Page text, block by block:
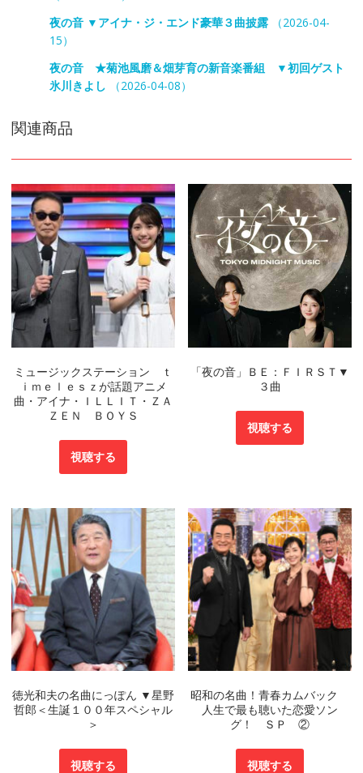
夜の音 ▼アイナ・ジ・エンド豪華３曲披露（2026-04-
15）
夜の音 ★菊池風磨＆畑芽育の新音楽番組 ▼初回ゲスト
氷川きよし （2026-04-08）
関連商品
ミュージックステーション ｔ
ｉｍｅｌｅｓｚが話題アニメ
曲・アイナ・ＩＬＬＩＴ・ＺＡ
ＺＥＮ ＢＯＹＳ
視聴する
「夜の音」ＢＥ：ＦＩＲＳＴ▼
３曲
視聴する
徳光和夫の名曲にっぽん ▼星野
哲郎＜生誕１００年スペシャル
＞
視聴する
昭和の名曲！青春カムバック
人生で最も聴いた恋愛ソン
グ！ ＳＰ ②
視聴する